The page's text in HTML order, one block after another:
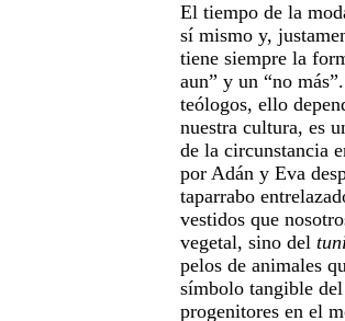
El tiempo de la
sí mismo y,
tiene siempre la
aun” y un “no
teólogos, ello
nuestra cultura, es
de la circunstancia
por Adán y Eva
taparrabo
vestidos que
vegetal, sino del
pelos de animales
símbolo tangible
progenitores en el